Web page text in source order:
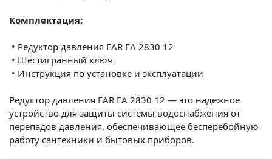
Комплектация:
• Редуктор давления FAR FA 2830 12
• Шестигранный ключ
• Инструкция по установке и эксплуатации
Редуктор давления FAR FA 2830 12 — это надежное
устройство для защиты системы водоснабжения от
перепадов давления, обеспечивающее бесперебойную
работу сантехники и бытовых приборов.